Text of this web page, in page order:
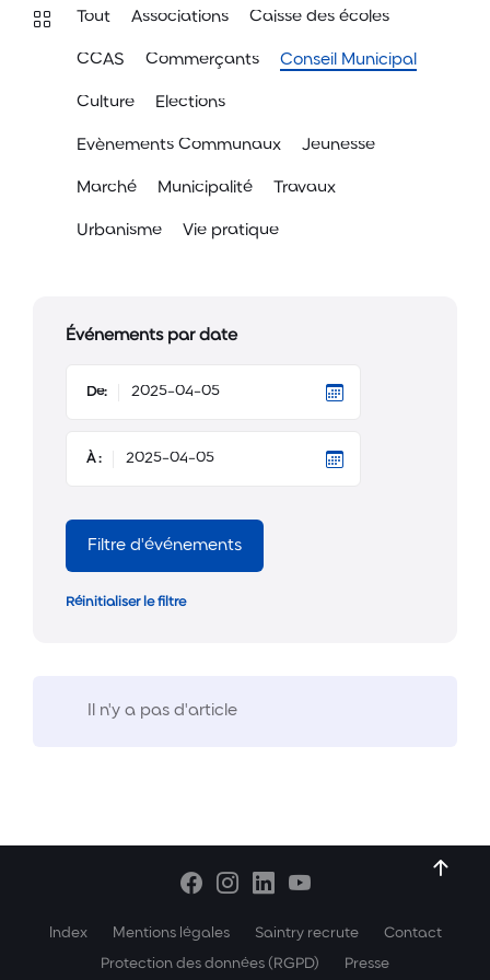
Tout Associations Caisse des écoles
CCAS Commerçants Conseil Municipal
Culture Elections
Evènements Communaux Jeunesse
Marché Municipalité Travaux
Urbanisme Vie pratique
Événements par date
De:
À :
Filtre d'événements
Réinitialiser le filtre
Il n'y a pas d'article
Index Mentions légales Saintry recrute
Contact
Protection des données (RGPD)
Presse